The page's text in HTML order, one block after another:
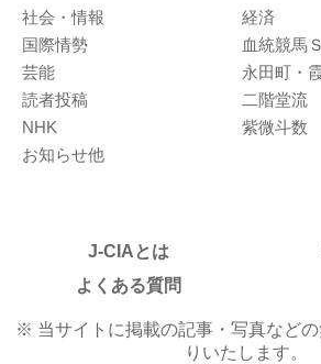
社会・情報
経済
国際情勢
血統競馬
芸能
永田町・
読者投稿
二階堂流
NHK
紫微斗数
お知らせ他
J-CIAとは
よくある質問
※ 当サイトに掲載の記事・写真など
りいたします。